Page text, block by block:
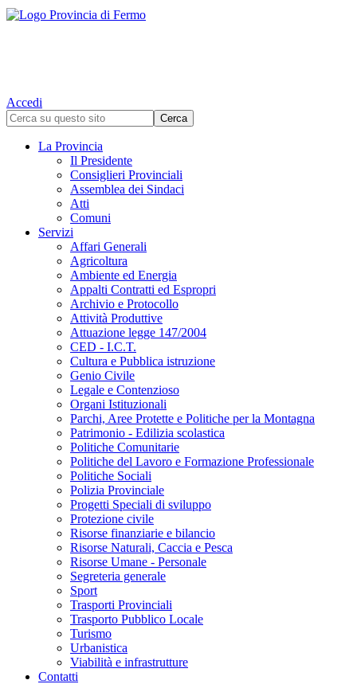
Accedi
La Provincia
Il Presidente
Consiglieri Provinciali
Assemblea dei Sindaci
Atti
Comuni
Servizi
Affari Generali
Agricoltura
Ambiente ed Energia
Appalti Contratti ed Espropri
Archivio e Protocollo
Attività Produttive
Attuazione legge 147/2004
CED - I.C.T.
Cultura e Pubblica istruzione
Genio Civile
Legale e Contenzioso
Organi Istituzionali
Parchi, Aree Protette e Politiche per la Montagna
Patrimonio - Edilizia scolastica
Politiche Comunitarie
Politiche del Lavoro e Formazione Professionale
Politiche Sociali
Polizia Provinciale
Progetti Speciali di sviluppo
Protezione civile
Risorse finanziarie e bilancio
Risorse Naturali, Caccia e Pesca
Risorse Umane - Personale
Segreteria generale
Sport
Trasporti Provinciali
Trasporto Pubblico Locale
Turismo
Urbanistica
Viabilità e infrastrutture
Contatti